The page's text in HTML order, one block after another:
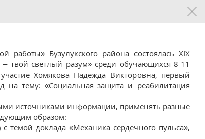
Бузулукского района состоялась XIX
твой светлый разум» среди обучающихся 8-11
Хомякова Надежда Викторовна, первый
на тему: «Социальная защита и реабилитация
источниками информации, применять разные
образом:
доклада «Механика сердечного пульса»,